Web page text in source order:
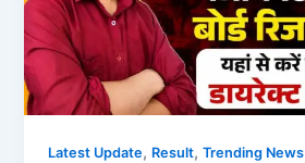
Latest Update, Result,Trending News